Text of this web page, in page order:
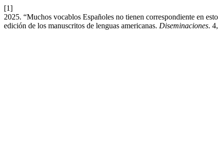
[1]
2025. “Muchos vocablos Españoles no tienen correspondiente en
edición de los manuscritos de lenguas americanas. Diseminaciones.